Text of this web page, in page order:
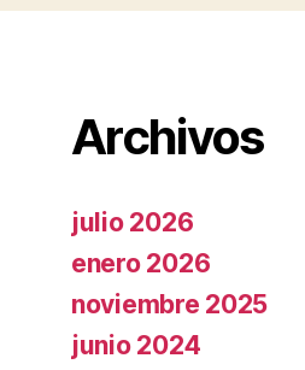
Archivos
julio 2026
enero 2026
noviembre 2025
junio 2024